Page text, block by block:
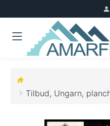
Tilbud, Ungarn,